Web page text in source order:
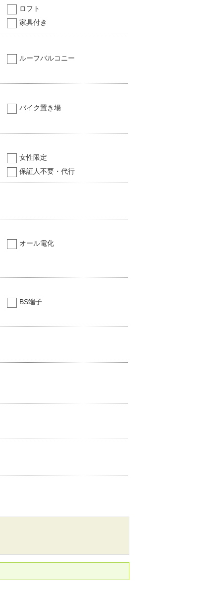
ロフト
家具付き
ルーフバルコニー
バイク置き場
女性限定
保証人不要・代行
オール電化
BS端子